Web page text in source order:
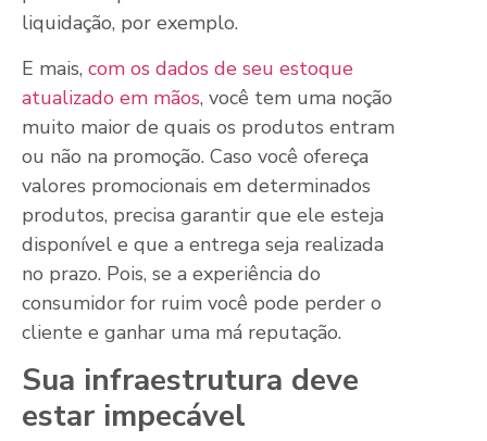
liquidação, por exemplo.
E mais, com os dados de seu estoque
atualizado em mãos, você tem uma noção
muito maior de quais os produtos entram
ou não na promoção. Caso você ofereça
valores promocionais em determinados
produtos, precisa garantir que ele esteja
disponível e que a entrega seja realizada
no prazo. Pois, se a experiência do
consumidor for ruim você pode perder o
cliente e ganhar uma má reputação.
Sua infraestrutura deve
estar impecável